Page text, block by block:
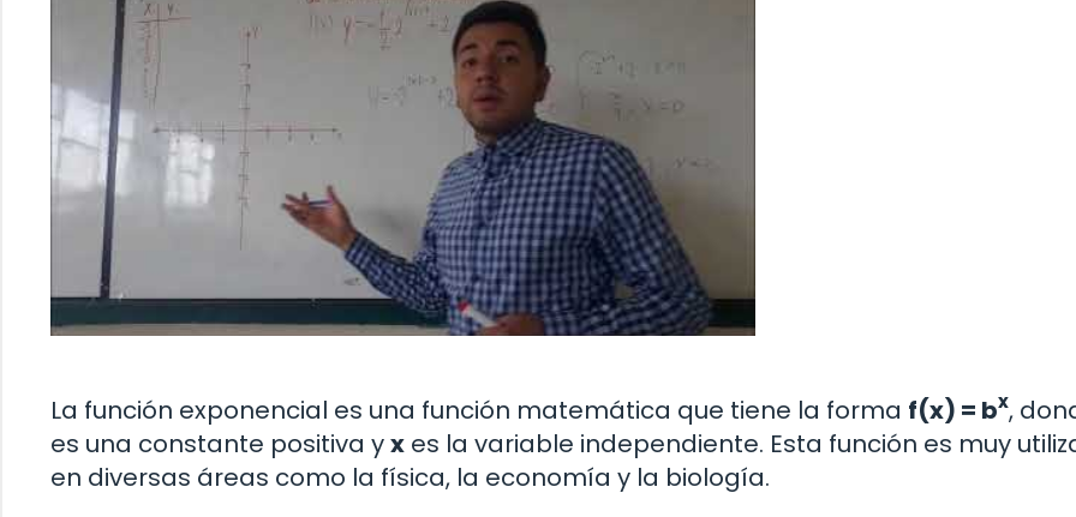
La función exponencial es una función matemática que tiene la forma f(x) = bx,
es una constante positiva yx es la variable independiente. Esta función es muy
en diversas áreas como la física, la economía y la biología.